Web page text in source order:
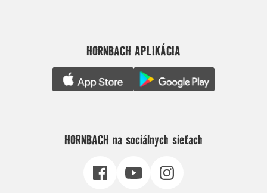
HORNBACH APLIKÁCIA
HORNBACH na sociálnych sieťach